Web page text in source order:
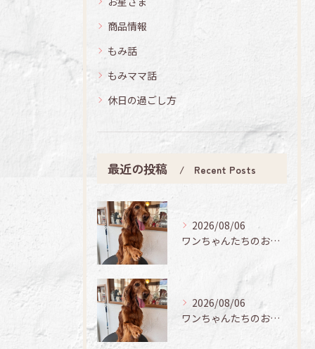
商品情報
もみ話
もみママ話
休日の過ごし方
最近の投稿 Recent Posts
2026/08/06
ワンちゃんたちのお手入れ日記🐶✨
2026/08/06
ワンちゃんたちのお手入れ日記🐶✨